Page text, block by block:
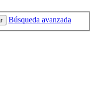
Búsqueda avanzada